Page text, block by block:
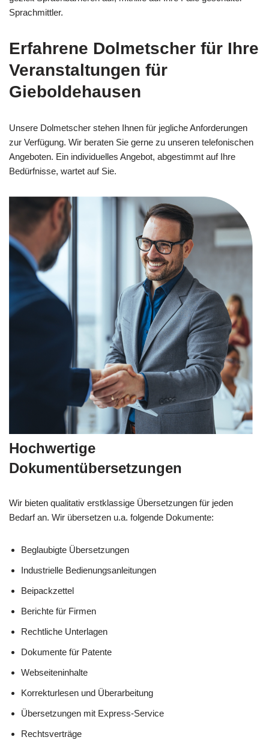
Sprachmittler.
Erfahrene Dolmetscher für Ihre
Veranstaltungen für
Gieboldehausen
Unsere Dolmetscher stehen Ihnen für jegliche Anforderungen
zur Verfügung. Wir beraten Sie gerne zu unseren telefonischen
Angeboten. Ein individuelles Angebot, abgestimmt auf Ihre
Bedürfnisse, wartet auf Sie.
Hochwertige
Dokumentübersetzungen
Wir bieten qualitativ erstklassige Übersetzungen für jeden
Bedarf an. Wir übersetzen u.a. folgende Dokumente:
Beglaubigte Übersetzungen
Industrielle Bedienungsanleitungen
Beipackzettel
Berichte für Firmen
Rechtliche Unterlagen
Dokumente für Patente
Webseiteninhalte
Korrekturlesen und Überarbeitung
Übersetzungen mit Express-Service
Rechtsverträge